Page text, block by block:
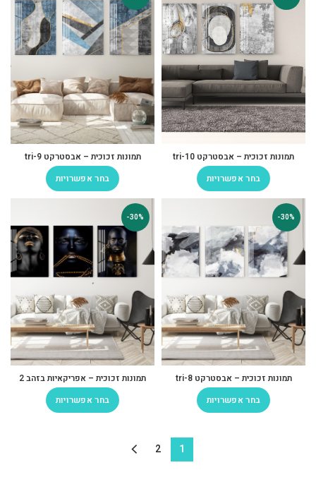
תמונות זכוכית – אבסטרקט tri-10
בחר אפשרויות
תמונות זכוכית – אבסטרקט tri-9
בחר אפשרויות
-30%
תמונות זכוכית – אבסטרקט tri-8
בחר אפשרויות
-30%
תמונות זכוכית – אפריקאיות בזהב 2
בחר אפשרויות
1
2